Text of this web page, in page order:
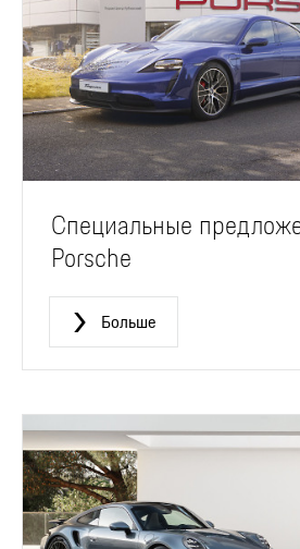
Специальные
Porsche
Больше